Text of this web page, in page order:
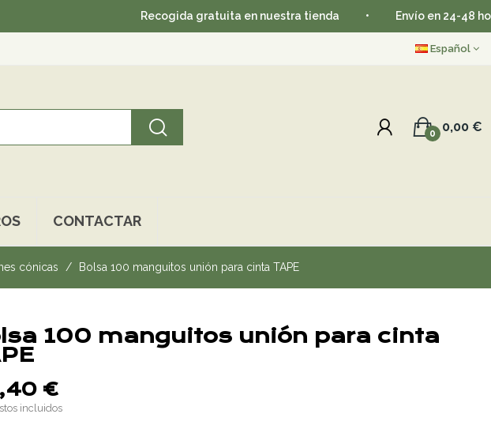
Recogida gratuita en nuestra tienda • Envío en 24-48 horas •
Español
0,00 €
0
CONTACTAR
cónicas Bolsa 100 manguitos unión para cinta TAPE
100 manguitos unión para cinta
€
incluidos